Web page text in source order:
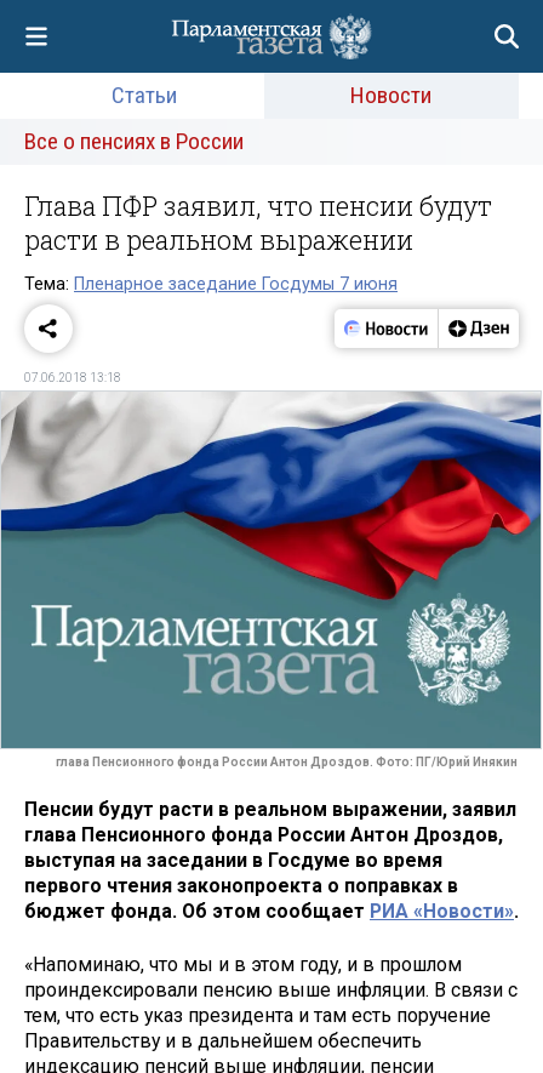
Статьи
Новости
Все о пенсиях в России
Глава ПФР заявил, что пенсии будут
расти в реальном выражении
Тема: Пленарное заседание Госдумы 7 июня
07.06.2018 13:18
глава Пенсионного фонда России Антон Дроздов. Фото: ПГ/Юрий Инякин
Пенсии будут расти в реальном выражении, заявил
глава Пенсионного фонда России Антон Дроздов,
выступая на заседании в Госдуме во время
первого чтения законопроекта о поправках в
бюджет фонда. Об этом сообщает РИА «Новости».
«Напоминаю, что мы и в этом году, и в прошлом
проиндексировали пенсию выше инфляции. В связи с
тем, что есть указ президента и там есть поручение
Правительству и в дальнейшем обеспечить
индексацию пенсий выше инфляции, пенсии